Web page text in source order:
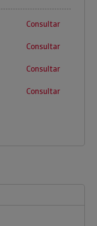
Consultar
Consultar
Consultar
Consultar